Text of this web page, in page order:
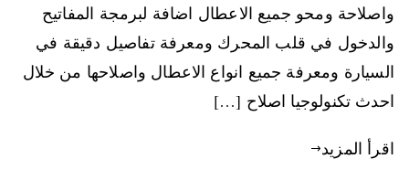
واصلاحة ومحو جميع الاعطال اضافة لبرمجة المفاتيح
والدخول في قلب المحرك ومعرفة تفاصيل دقيقة في
السيارة ومعرفة جميع انواع الاعطال واصلاحها من خلال
احدث تكنولوجيا اصلاح […]
اقرأ المزيد